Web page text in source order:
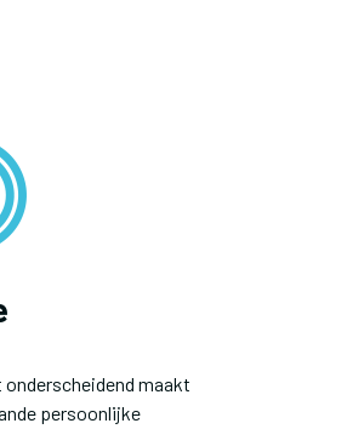
onderscheidend maakt
persoonlijke